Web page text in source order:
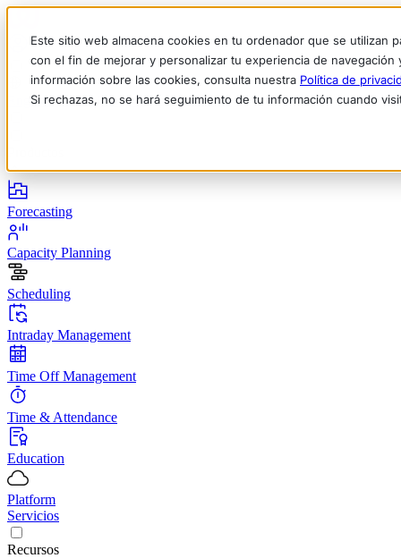
Este sitio web almacena cookies en tu ordenador que se
con el fin de mejorar y personalizar tu experiencia de
información sobre las cookies, consulta nuestra Política de
Si rechazas, no se hará seguimiento de tu información cuando
EnglishDeutsch FrançaisEspañolItaliano
Forecasting
Capacity Planning
Scheduling
Intraday Management
Time Off Management
Time & Attendance
Education
Platform
Servicios
Recursos